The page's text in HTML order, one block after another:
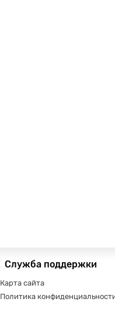
Служба поддержки
Карта сайта
Политика